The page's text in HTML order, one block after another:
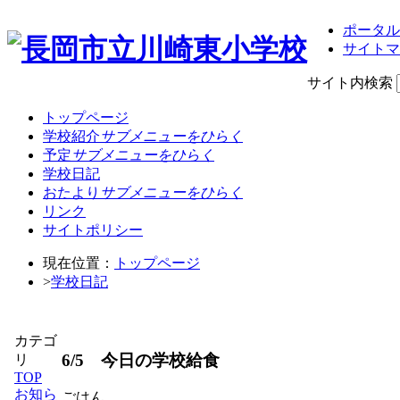
ポータ
サイト
サイト内検索
トップページ
学校紹介サブメニューをひらく
予定サブメニューをひらく
学校日記
おたより サブメニューをひらく
リンク
サイトポリシー
現在位置：
トップページ
>学校日記